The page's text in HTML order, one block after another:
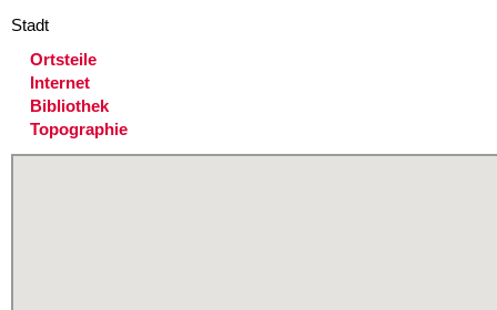
Stadt
Ortsteile
Internet
Bibliothek
Topographie